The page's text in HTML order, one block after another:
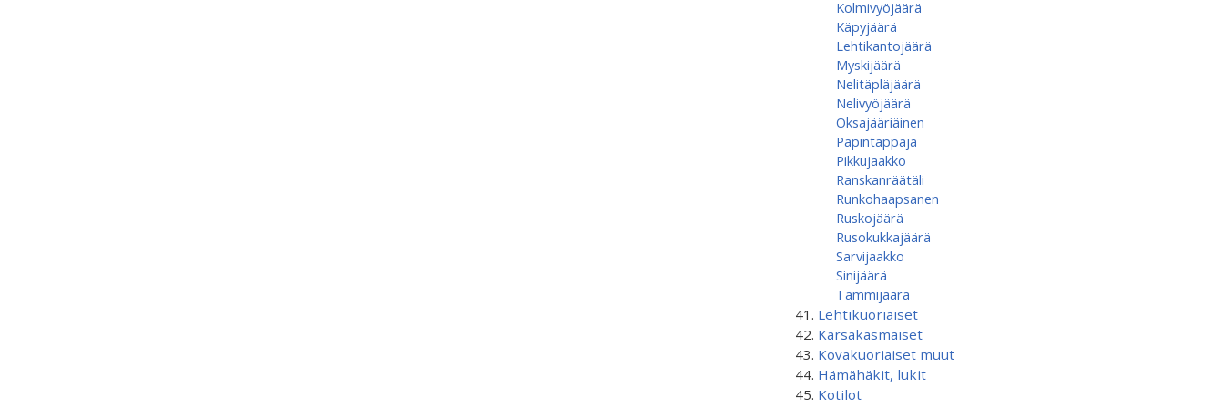
Kolmivyöjäärä
Käpyjäärä
Lehtikantojäärä
Myskijäärä
Nelitäpläjäärä
Nelivyöjäärä
Oksajääriäinen
Papintappaja
Pikkujaakko
Ranskanräätäli
Runkohaapsanen
Ruskojäärä
Rusokukkajäärä
Sarvijaakko
Sinijäärä
Tammijäärä
Lehtikuoriaiset
Kärsäkäsmäiset
Kovakuoriaiset muut
Hämähäkit, lukit
Kotilot